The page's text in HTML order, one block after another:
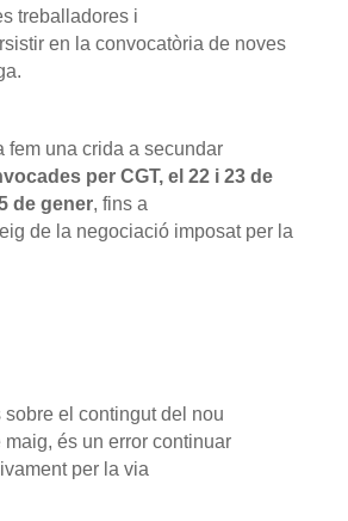
treballadores i
en la convocatòria de noves
fem una crida a secundar
per CGT, el 22 i 23 de
de gener, fins a
de la negociació imposat per la
el contingut del nou
és un error continuar
per la via